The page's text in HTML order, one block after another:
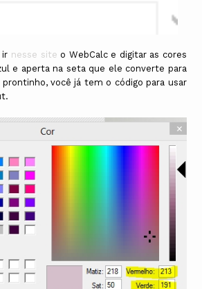
ir nesse site o WebCalc e digitar as cores
e aperta na seta que ele converte para
você já tem o código para usar